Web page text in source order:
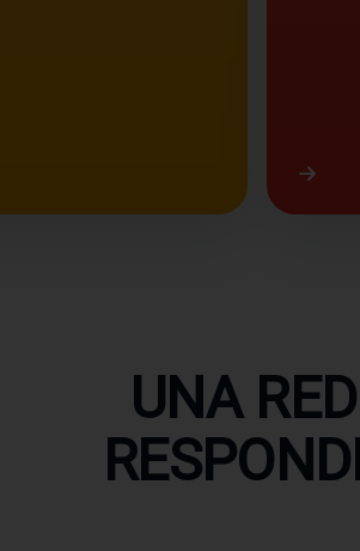
de laboratorio
UNA